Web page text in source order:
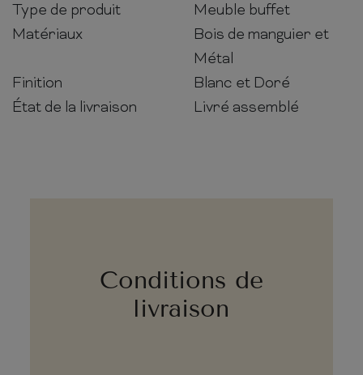
Type de produit
Meuble buffet
Matériaux
Bois de manguier et
Métal
Finition
Blanc et Doré
État de la livraison
Livré assemblé
Conditions de
livraison